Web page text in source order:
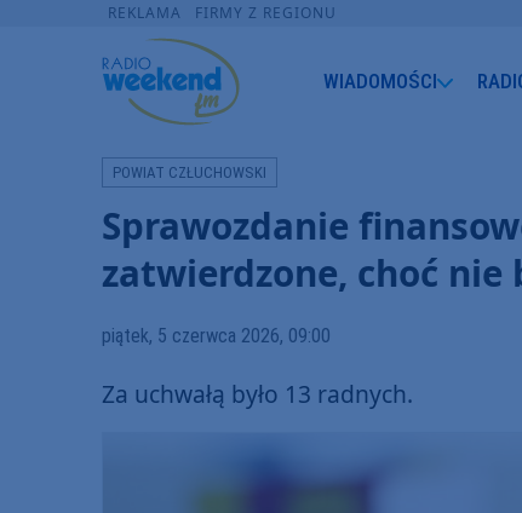
REKLAMA FIRMY Z REGIONU
WIADOMOŚCI
POWIAT CZŁUCHOWSKI
Sprawozdanie
zatwierdzone, choć nie
piątek, 5 czerwca 2026, 09:00
Za uchwałą było 13 radnych.